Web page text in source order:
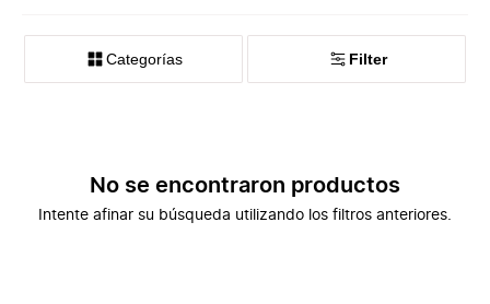
Categorías Filter
No se encontraron productos
Intente afinar su búsqueda utilizando los filtros anteriores.